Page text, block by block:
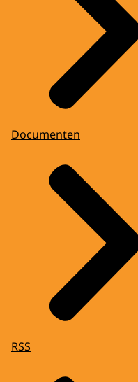
Documenten
RSS